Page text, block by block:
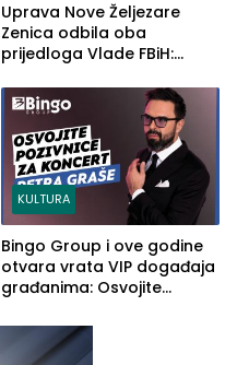
Uprava Nove Željezare
Zenica odbila oba
prijedloga Vlade FBiH:
rješenje
KULTURA
Bingo Group i ove godine
otvara vrata VIP događaja
građanima: Osvojite
Graše